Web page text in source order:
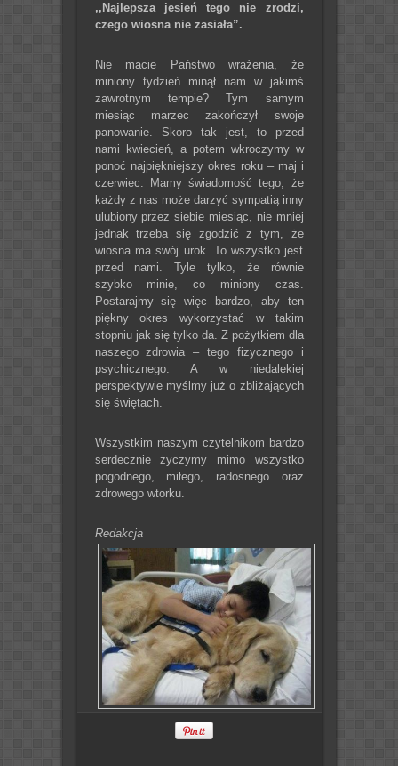
,,Najlepsza jesień tego nie zrodzi,
czego wiosna nie zasiała”.
Nie macie Państwo wrażenia, że
miniony tydzień minął nam w jakimś
zawrotnym tempie? Tym samym
miesiąc marzec zakończył swoje
panowanie. Skoro tak jest, to przed
nami kwiecień, a potem wkroczymy w
ponoć najpiękniejszy okres roku – maj i
czerwiec. Mamy świadomość tego, że
każdy z nas może darzyć sympatią inny
ulubiony przez siebie miesiąc, nie mniej
jednak trzeba się zgodzić z tym, że
wiosna ma swój urok. To wszystko jest
przed nami. Tyle tylko, że równie
szybko minie, co miniony czas.
Postarajmy się więc bardzo, aby ten
piękny okres wykorzystać w takim
stopniu jak się tylko da. Z pożytkiem dla
naszego zdrowia – tego fizycznego i
psychicznego. A w niedalekiej
perspektywie myślmy już o zbliżających
się świętach.
Wszystkim naszym czytelnikom bardzo
serdecznie życzymy mimo wszystko
pogodnego, miłego, radosnego oraz
zdrowego wtorku.
Redakcja